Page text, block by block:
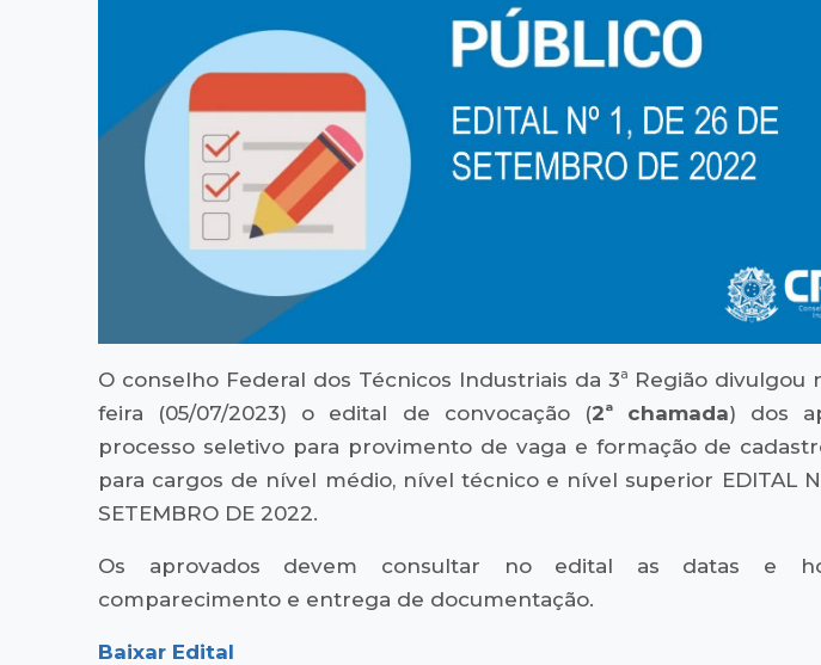
O conselho Federal dos Técnicos Industriais da 3ª Região divulgou
feira (05/07/2023) o edital de convocação (2ª chamada) dos
processo seletivo para provimento de vaga e formação de
para cargos de nível médio, nível técnico e nível superior EDITAL
SETEMBRO DE 2022.
Os aprovados devem consultar no edital as datas e
comparecimento e entrega de documentação.
Baixar Edital